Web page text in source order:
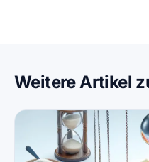
Weitere Artikel